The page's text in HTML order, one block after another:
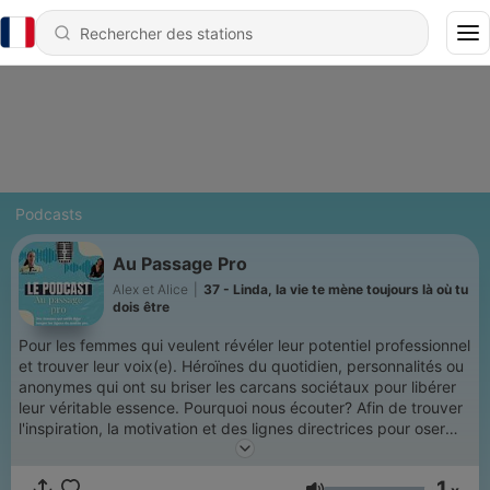
Podcasts
Au Passage Pro
Alex et Alice
37 - Linda, la vie te mène toujours là où tu
dois être
Pour les femmes qui veulent révéler leur potentiel professionnel
et trouver leur voix(e). Héroïnes du quotidien, personnalités ou
anonymes qui ont su briser les carcans sociétaux pour libérer
leur véritable essence. Pourquoi nous écouter? Afin de trouver
l'inspiration, la motivation et des lignes directrices pour oser